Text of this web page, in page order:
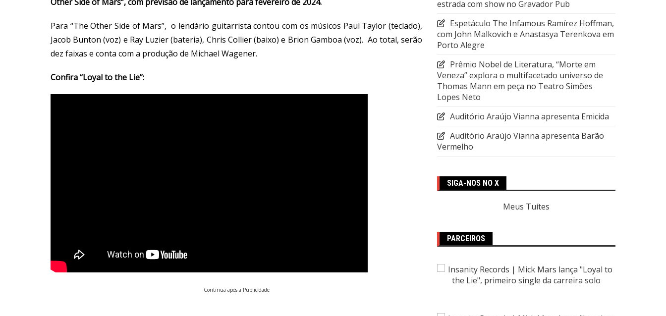
Para “The Other Side of Mars”, o lendário guitarrista contou com os músicos Paul Taylor (teclado),
Jacob Bunton (voz) e Ray Luzier (bateria), Chris Collier (baixo) e Brion Gamboa (voz). Ao total, serão
dez faixas e conta com a produção de Michael Wagener.
Confira “Loyal to the Lie”:
Continua após a Publicidade
estrada com show no Gravador Pub
Espetáculo The Infamous Ramírez Hoffman,
com John Malkovich e Anastasya Terenkova em
Porto Alegre
Prêmio Nobel de Literatura, “Morte em
Veneza” explora o multifacetado universo de
Thomas Mann em peça no Teatro Simões
Lopes Neto
Auditório Araújo Vianna apresenta Emicida
Auditório Araújo Vianna apresenta Barão
Vermelho
SIGA-NOS NO X
Meus Tuítes
PARCEIROS